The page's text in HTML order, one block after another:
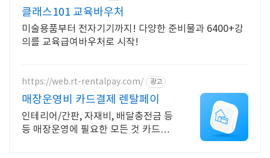
클래스101 교육바우처
미술용품부터 전자기기까지! 다양한 준비물과 6400+강
의를 교육급여바우처로 시작!
https://web.rt-rentalpay.com/ 광고
매장운영비 카드결제 렌탈페이
인테리어/간판, 자재비, 배달충전금 등
등 매장운영에 필요한 모든 것 카드결